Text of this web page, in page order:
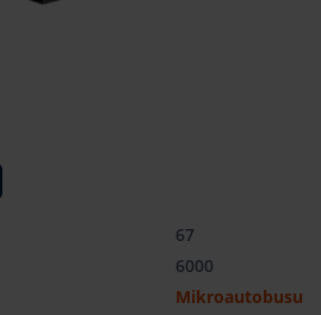
67
6000
Mikroautobusu